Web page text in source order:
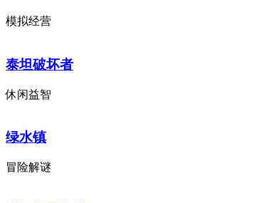
模拟经营
泰坦破坏者
休闲益智
绿水镇
冒险解谜